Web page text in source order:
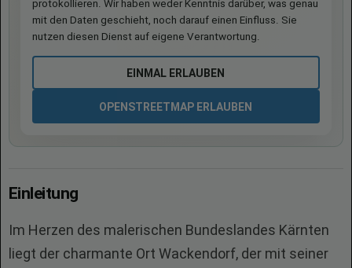
protokollieren. Wir haben weder Kenntnis darüber, was genau
mit den Daten geschieht, noch darauf einen Einfluss. Sie
nutzen diesen Dienst auf eigene Verantwortung.
EINMAL ERLAUBEN
OPENSTREETMAP ERLAUBEN
Einleitung
Im Herzen des malerischen Bundeslandes Kärnten
liegt der charmante Ort Wackendorf, der mit seiner